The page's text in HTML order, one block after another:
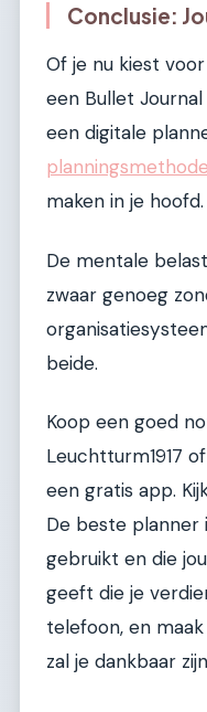
Conclusie:
Of je nu kiest
een Bullet
een digitale
maken in je hoofd.
De mentale
zwaar genoeg
beide.
Koop een goed
Leuchtturm1917
een gratis app.
De beste planner
gebruikt en die
geeft die je
telefoon, en
zal je dankbaar